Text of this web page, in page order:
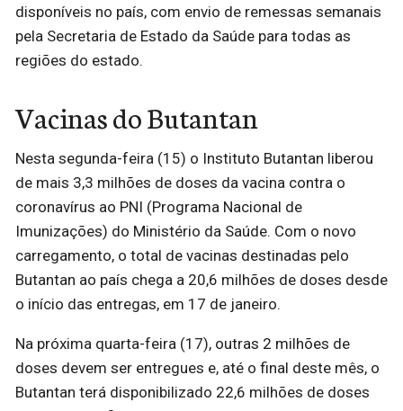
disponíveis no país, com envio de remessas semanais
pela Secretaria de Estado da Saúde para todas as
regiões do estado.
Vacinas do Butantan
Nesta segunda-feira (15) o Instituto Butantan liberou
de mais 3,3 milhões de doses da vacina contra o
coronavírus ao PNI (Programa Nacional de
Imunizações) do Ministério da Saúde. Com o novo
carregamento, o total de vacinas destinadas pelo
Butantan ao país chega a 20,6 milhões de doses desde
o início das entregas, em 17 de janeiro.
Na próxima quarta-feira (17), outras 2 milhões de
doses devem ser entregues e, até o final deste mês, o
Butantan terá disponibilizado 22,6 milhões de doses